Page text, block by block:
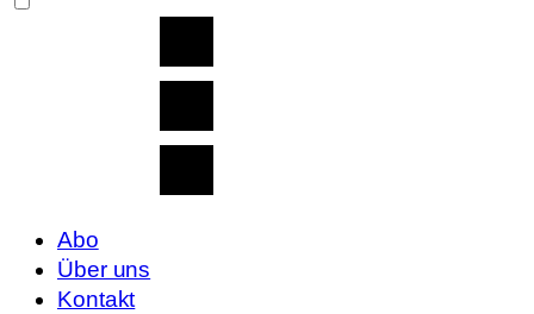
Abo
Über uns
Kontakt